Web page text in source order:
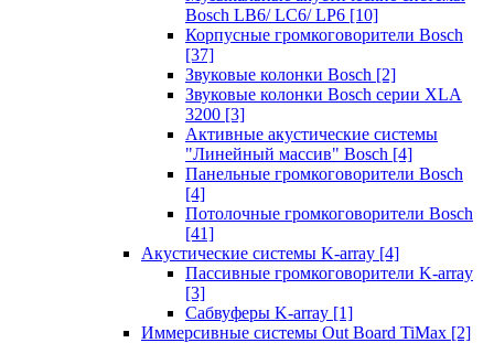
Bosch LB6/ LC6/ LP6 [10]
Корпусные громкоговорители Bosch
[37]
Звуковые колонки Bosch [2]
Звуковые колонки Bosch серии XLA
3200 [3]
Активные акустические системы
"Линейный массив" Bosch [4]
Панельные громкоговорители Bosch
[4]
Потолочные громкоговорители Bosch
[41]
Акустические системы K-array [4]
Пассивные громкоговорители K-array
[3]
Сабвуферы K-array [1]
Иммерсивные системы Out Board TiMax [2]